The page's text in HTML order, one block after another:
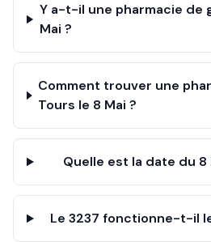
Y a-t-il une pharmacie de
Mai ?
Comment trouver une
Tours le 8 Mai ?
Quelle est la date du 8
Le 3237 fonctionne-t-il